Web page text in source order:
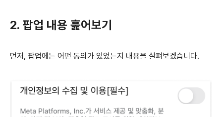
2. 팝업 내용 훑어보기
먼저, 팝업에는 어떤 동의가 있었는지 내용을 살펴보겠습니다.